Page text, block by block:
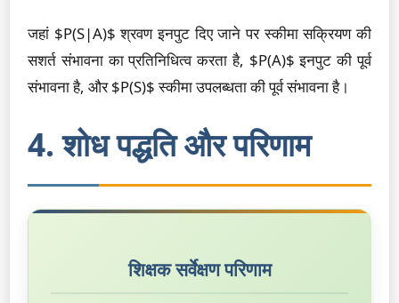
जहां $P(S|A)$ श्रवण इनपुट दिए जाने पर स्कीमा सक्रियण की
सशर्त संभावना का प्रतिनिधित्व करता है, $P(A)$ इनपुट की पूर्व
संभावना है, और $P(S)$ स्कीमा उपलब्धता की पूर्व संभावना है।
4. शोध पद्धति और परिणाम
शिक्षक सर्वेक्षण परिणाम